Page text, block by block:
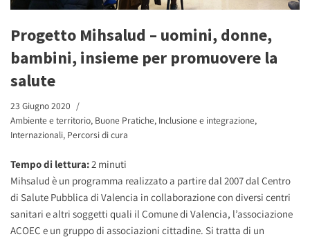
Progetto Mihsalud – uomini, donne,
bambini, insieme per promuovere la
salute
23 Giugno 2020
Ambiente e territorio, Buone Pratiche, Inclusione e integrazione,
Internazionali, Percorsi di cura
Tempo di lettura:2 minuti
Mihsalud è un programma realizzato a partire dal 2007 dal Centro
di Salute Pubblica di Valencia in collaborazione con diversi centri
sanitari e altri soggetti quali il Comune di Valencia, l’associazione
ACOEC e un gruppo di associazioni cittadine. Si tratta di un